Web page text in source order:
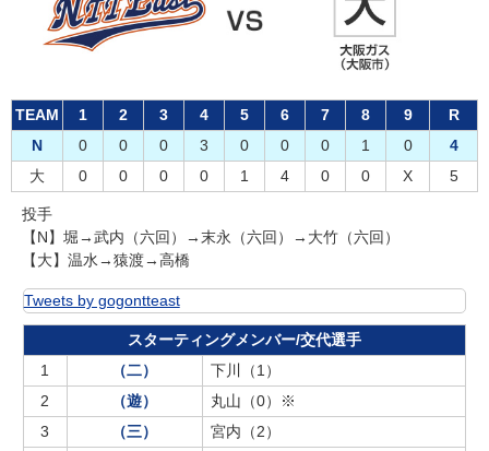
TEAM 1 2 3 4 5 6 7 8 9
R
N
0 0 0 3 0 0 0 1 0
4
大
0 0 0 0 1 4 0 0 X 5
投手
【N】堀→武内（六回）→末永（六回）→大竹（六回）
【大】温水→猿渡→高橋
Tweets by gogontteast
スターティングメンバー/交代選手
1
（二）
下川（1）
2
（遊）
丸山（0）※
3
（三）
宮内（2）